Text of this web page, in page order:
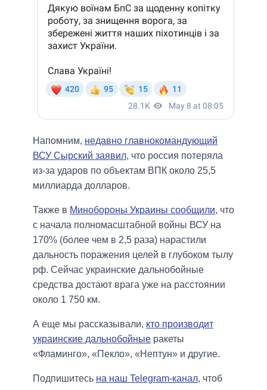
Напомним, недавно главнокомандующий
ВСУ Сырский заявил, что россия потеряла
из-за ударов по объектам ВПК около 25,5
миллиарда долларов.
Также в Минобороны Украины сообщили, что
с начала полномасштабной войны ВСУ на
170% (более чем в 2,5 раза) нарастили
дальность поражения целей в глубоком тылу
рф. Сейчас украинские дальнобойные
средства достают врага уже на расстоянии
около 1 750 км.
А еще мы рассказывали, кто производит
украинские дальнобойные ракеты
«Фламинго», «Пекло», «Нептун» и другие.
Подпишитесь на наш Telegram-канал, чтоб